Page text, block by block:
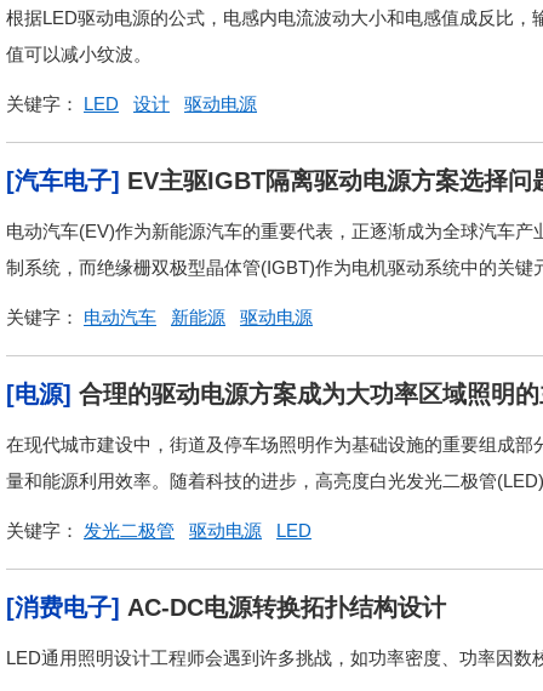
根据LED驱动电源的公式，电感内电流波动大小和电感值成反比
值可以减小纹波。
关键字： LED 设计 驱动电源
[汽车电子] EV主驱IGBT隔离驱动电源方案选择问
电动汽车(EV)作为新能源汽车的重要代表，正逐渐成为全球汽车
制系统，而绝缘栅双极型晶体管(IGBT)作为电机驱动系统中的关
关键字： 电动汽车 新能源 驱动电源
[电源] 合理的驱动电源方案成为大功率区域照明
在现代城市建设中，街道及停车场照明作为基础设施的重要组成
量和能源利用效率。随着科技的进步，高亮度白光发光二极管
关键字： 发光二极管 驱动电源 LED
[消费电子] AC-DC电源转换拓扑结构设计
LED通用照明设计工程师会遇到许多挑战，如功率密度、功率因数